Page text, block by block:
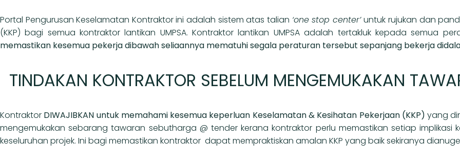
Portal Pengurusan Keselamatan Kontraktor ini adalah sistem atas talian ‘one stop center’untuk rujukan dan
(KKP) bagi semua kontraktor lantikan UMPSA. Kontraktor lantikan UMPSA adalah tertakluk kepada semua
memastikan kesemua pekerja dibawah seliaannya mematuhi segala peraturan tersebut sepanjang bekerja
TINDAKAN KONTRAKTOR SEBELUM MENGEMUKAKAN
Kontraktor DIWAJIBKAN untuk memahami kesemua keperluan Keselamatan & Kesihatan Pekerjaan (KKP)yang
mengemukakan sebarang tawaran sebutharga @ tender kerana kontraktor perlu memastikan setiap implikasi
keseluruhan projek. Ini bagi memastikan kontraktor dapat mempraktiskan amalan KKP yang baik sekiranya